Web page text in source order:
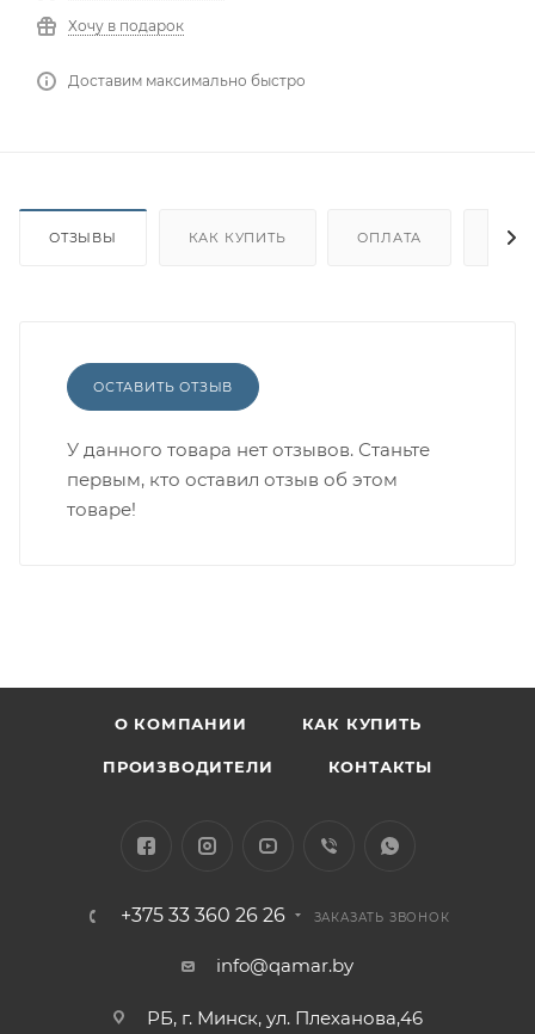
Хочу в подарок
Доставим максимально быстро
ОТЗЫВЫ КАК КУПИТЬ ОПЛАТА
ОСТАВИТЬ ОТЗЫВ
У данного товара нет отзывов. Станьте
первым, кто оставил отзыв об этом
товаре!
О КОМПАНИИ КАК КУПИТЬ
ПРОИЗВОДИТЕЛИ КОНТАКТЫ
+375 33 360 26 26 ЗАКАЗАТЬ ЗВОНОК
info@qamar.by
РБ, г. Минск, ул. Плеханова,46